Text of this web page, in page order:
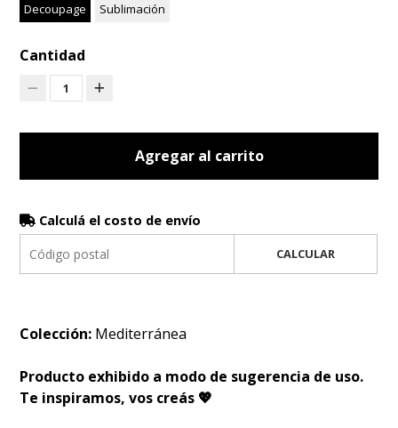
Decoupage Sublimación
Cantidad
1
Agregar al carrito
Calculá el costo de envío
CALCULAR
Colección: Mediterránea
Producto exhibido a modo de sugerencia de uso.
Te inspiramos, vos creás 💖